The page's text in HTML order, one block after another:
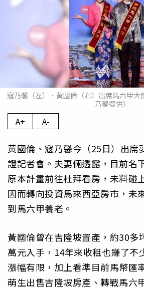
寇乃馨（左）、黃國倫（右）出席馬六甲大
乃馨提供）
A+ A-
黃國倫、寇乃馨今（25日）出席
證記者會。夫妻倆透露，目前名
原本計畫前往杜拜看房，未料碰
因而轉向投資馬來西亞房市，未
到馬六甲養老。
黃國倫曾在吉隆坡置產，約30多
萬元入手，14年來收租也賺了不
漲幅有限，加上看準目前馬幣匯
萌生出售吉隆坡房產、轉戰馬六